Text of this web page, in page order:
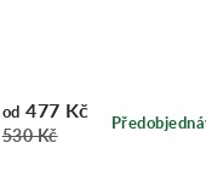
od 477 Kč
530 Kč